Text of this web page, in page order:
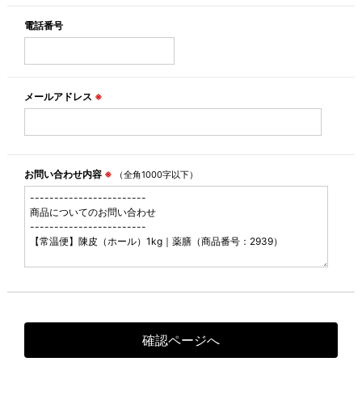
電話番号
メールアドレス ※
お問い合わせ内容 ※ （全角1000字以下）